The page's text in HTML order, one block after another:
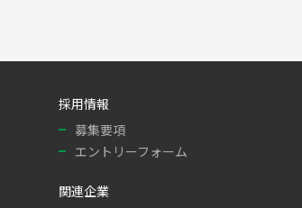
採用情報
募集要項
エントリーフォーム
関連企業